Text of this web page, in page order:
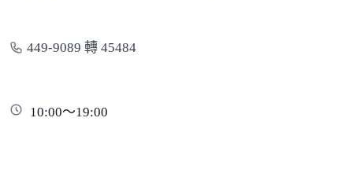
449-9089 轉 45484
10:00～19:00